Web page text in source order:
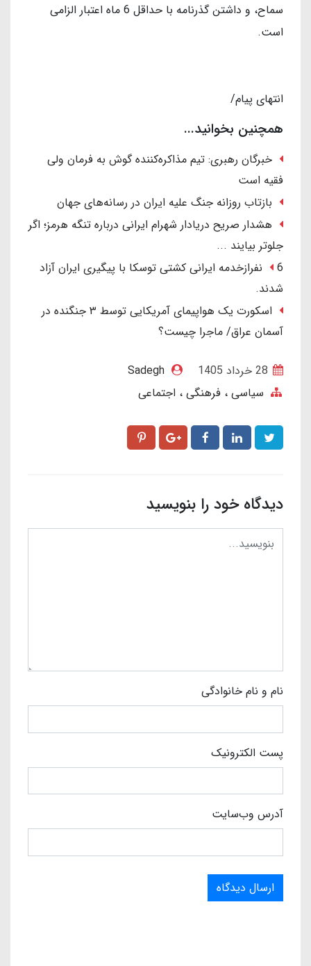
سماح، و داشتن گذرنامه با حداقل 6 ماه اعتبار الزامی
است.
انتهای پیام/
همچنین بخوانید...
خبرگان رهبری: تیم مذاکره‌کننده گوش به فرمان ولی
فقیه است
بازتاب روزانه جنگ علیه ایران در رسانه‌های جهان
هشدار صریح دریادار شهرام ایرانی درباره تنگه هرمز؛ اگر
جلوتر بیایند ...
6 نفرازخدمه ایرانی کشتی توسکا با پیگیری ایران آزاد
شدند.
اسکورت یک هواپیمای آمریکایی توسط ۳ جنگنده در
آسمان عراق/ ماجرا چیست؟
Sadegh
سیاسی ، فرهنگی ، اجتماعی
دیدگاه خود را بنویسید
نام و نام خانوادگی
پست الکترونیک
آدرس وب‌سایت
ارسال دیدگاه